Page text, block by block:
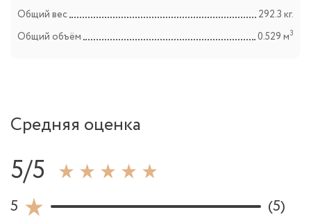
Общий вес
292.3 кг.
Общий объём
0.529 м3
Средняя оценка
5/5
5
(5)